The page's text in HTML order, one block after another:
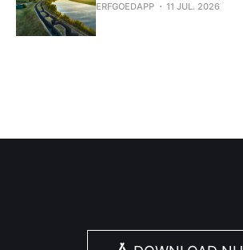
ERFGOEDAPP 11 JUL. 2026